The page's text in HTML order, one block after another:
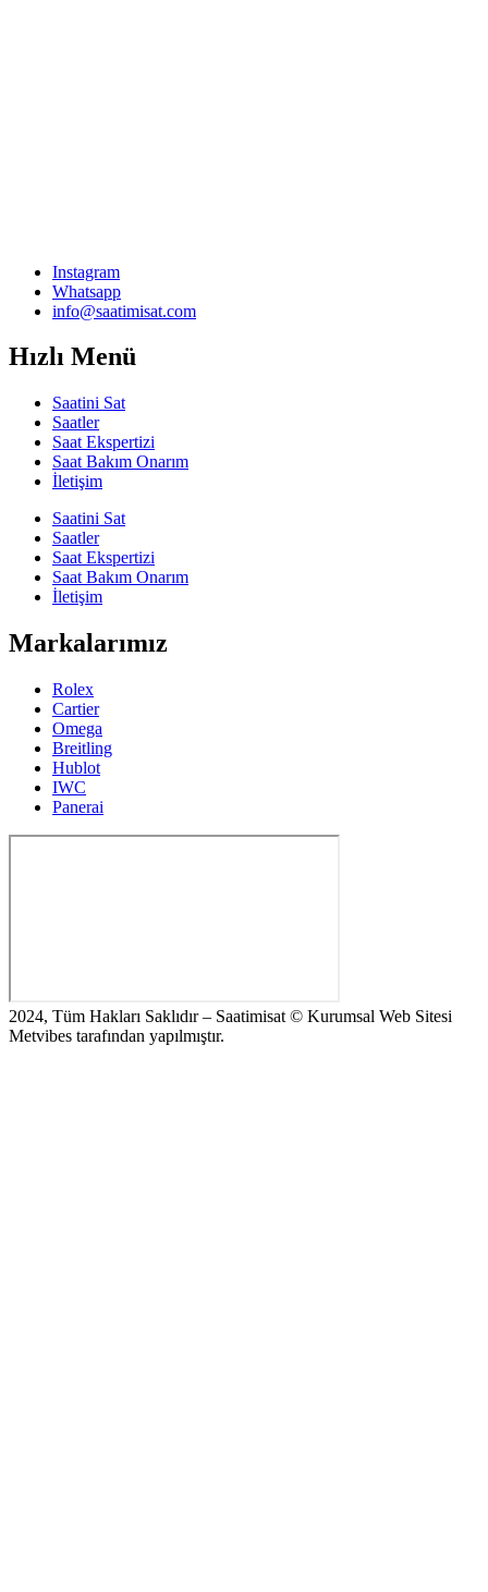
Instagram
Whatsapp
info@saatimisat.com
Hızlı Menü
Saatini Sat
Saatler
Saat Ekspertizi
Saat Bakım Onarım
İletişim
Saatini Sat
Saatler
Saat Ekspertizi
Saat Bakım Onarım
İletişim
Markalarımız
Rolex
Cartier
Omega
Breitling
Hublot
IWC
Panerai
2024, Tüm Hakları Saklıdır – Saatimisat © Kurumsal Web Sitesi
Metvibes tarafından yapılmıştır.